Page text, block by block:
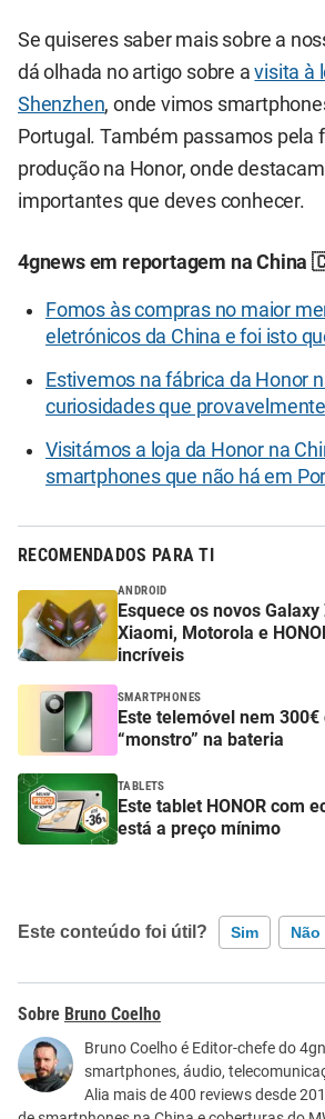
Se quiseres saber mais sobre a
dá olhada no artigo sobre avisita à
Shenzhen, onde vimos
Portugal. Também passamos pela
produção na Honor, onde
importantes que deves conhecer.
4gnews em reportagem na
Fomos às compras no maior
eletrónicos da China e foi isto
Estivemos na fábrica da Honor
curiosidades que
Visitámos a loja da Honor na
smartphones que não há em
RECOMENDADOS PARA TI
ANDROID
Esquece os novos
Xiaomi, Motorola e
incríveis
SMARTPHONES
Este telemóvel nem 300€
“monstro” na bateria
TABLETS
Este tablet HONOR com
está a preço mínimo
Este conteúdo foi útil? Sim Não
Este conteúdo contém informação
Este conteúdo não tem a informação
Outro
Bruno Coelho
Bruno Coelho é Editor-chefe do
smartphones, áudio,
Alia mais de 400 reviews desde